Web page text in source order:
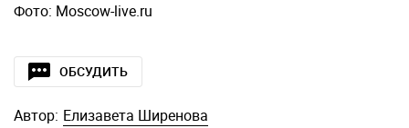
Фото: Moscow-live.ru
ОБСУДИТЬ
Автор: Елизавета Ширенова